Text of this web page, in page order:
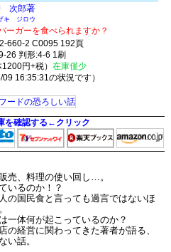
次郎著
キ ジロウ
ーガーを食べられますか？
660-2 C0095 192頁
26 判形:4-6 1刷
円+税）在庫僅少
16:35:31の状況です）
を確認する←クリック
売、料理の使い回し…。
いるのか！？
の国民食と言っても過言ではないほ
一体何が起こっているのか？
の経営に関わってきた著者が語る、
い話。